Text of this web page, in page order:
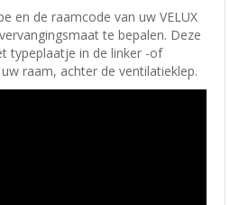
en de raamcode van uw VELUX
te bepalen. Deze
typeplaatje in de linker -of
raam, achter de ventilatieklep.